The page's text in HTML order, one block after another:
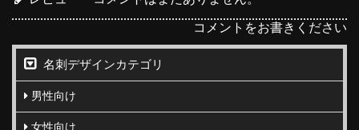
コメントをお書きください
名刺デザインカテゴリ
男性向け
女性向け